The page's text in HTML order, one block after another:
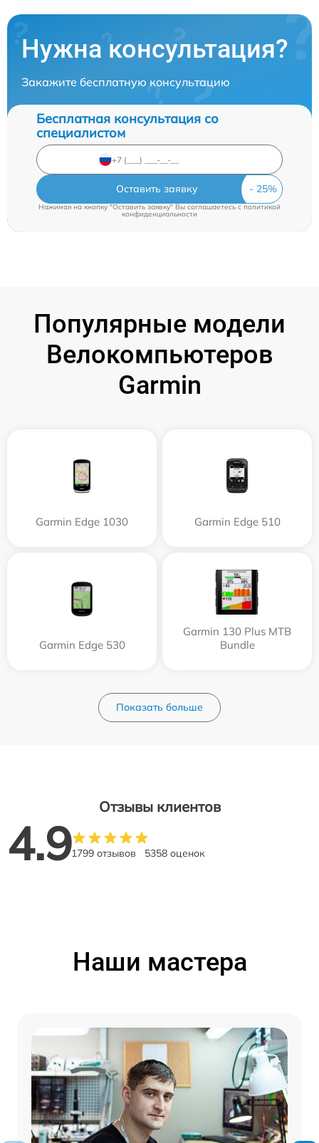
Нужна консультация?
Закажите бесплатную консультацию
Бесплатная консультация со
специалистом
Оставить заявку
Нажимая на кнопку "Оставить заявку" Вы соглашаетесь cполитикой
конфиденциальности
Популярные модели
Велокомпьютеров
Garmin
Garmin Edge 1030 Garmin Edge 510
Garmin Edge 530
Garmin 130 Plus MTB
Bundle
Показать больше
Отзывы клиентов
4.91799 отзывов 5358 оценок
Наши мастера